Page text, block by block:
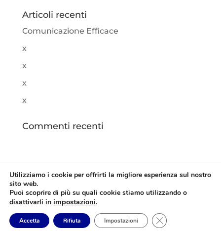
Articoli recenti
Comunicazione Efficace
x
x
x
x
Commenti recenti
Copyright 2022 | ETAss Srl - Via Augusto Mariani, 10 –
CookiePolicy
Utilizziamo i cookie per offrirti la migliore esperienza sul nostro
sito web.
Puoi scoprire di più su quali cookie stiamo utilizzando o
disattivarli in impostazioni.
Accetta Rifiuta Impostazioni Close GDPR